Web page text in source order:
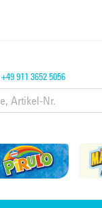
+49 911 3652 5056